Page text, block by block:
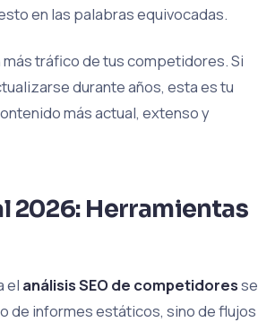
en las palabras equivocadas.
tráfico de tus competidores. Si
durante años, esta es tu
más actual, extenso y
2026: Herramientas
el análisis SEO de competidoresse
de informes estáticos, sino de flujos